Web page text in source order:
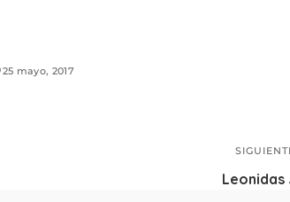
25 mayo, 2017
Leonidas